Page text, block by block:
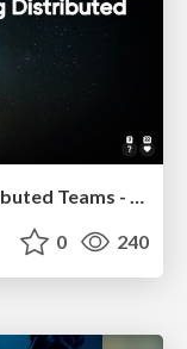
Agile Actions for Facilitating Distributed Teams - ADO2019
0 240